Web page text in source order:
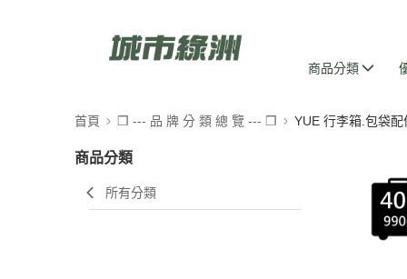
商品分類
首頁 ❒ --- 品 牌 分 類 總 覽 --- ❒ YUE 行李箱.包袋配
商品分類
所有分類